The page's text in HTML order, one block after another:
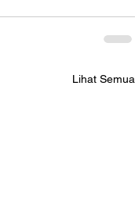
Lihat Semua